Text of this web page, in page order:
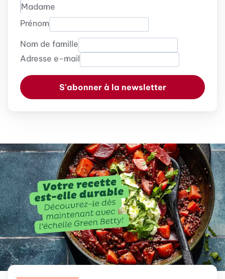
Madame
Prénom
Nom de famille
Adresse e-mail
S'abonner à la newsletter